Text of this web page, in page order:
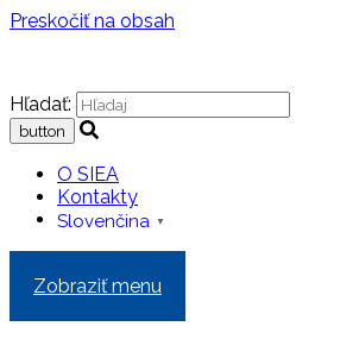
Preskočiť na obsah
Hľadať:
O SIEA
Kontakty
Slovenčina ▼
Zobraziť menu